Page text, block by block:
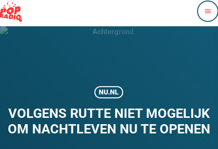
menu
NU.NL
VOLGENS RUTTE NIET MOGELIJK
OM NACHTLEVEN NU TE OPENEN